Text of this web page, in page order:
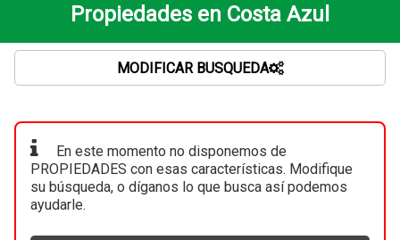
Propiedades en Costa Azul
MODIFICAR BUSQUEDA
En este momento no disponemos de
PROPIEDADES con esas características. Modifique
su búsqueda, o díganos lo que busca así podemos
ayudarle.